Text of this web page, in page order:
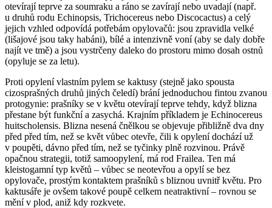
otevírají teprve za soumraku a ráno se zavírají nebo uvadají (např.
u druhů rodu Echinopsis, Trichocereus nebo Discocactus) a celý
jejich vzhled odpovídá potřebám opylovačů: jsou zpravidla velké
(lišajové jsou taky habáni), bílé a intenzivně voní (aby se daly dobře
najít ve tmě) a jsou vystrčeny daleko do prostoru mimo dosah ostnů
(opyluje se za letu).
Proti opylení vlastním pylem se kaktusy (stejně jako spousta
cizosprašných druhů jiných čeledí) brání jednoduchou fintou zvanou
protogynie: prašníky se v květu otevírají teprve tehdy, když blizna
přestane být funkční a zasychá. Krajním příkladem je Echinocereus
huitscholensis. Blizna nesená čnělkou se objevuje přibližně dva dny
před před tím, než se květ vůbec otevře, čili k opylení dochází už
v poupěti, dávno před tím, než se tyčinky plně rozvinou. Právě
opačnou strategii, totiž samoopylení, má rod Frailea. Ten má
kleistogamní typ květů – vůbec se neotevřou a opylí se bez
opylovače, prostým kontaktem prašníků s bliznou uvnitř květu. Pro
kaktusáře je ovšem takové poupě celkem neatraktivní – rovnou se
mění v plod, aniž kdy rozkvete.